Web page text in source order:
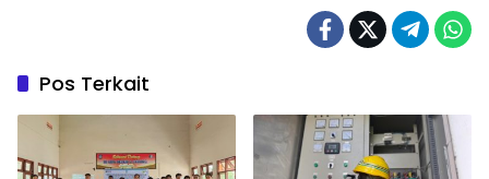
Pos Terkait